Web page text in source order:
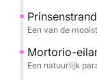
aan boord en
maximaal
Prinsenstrand
Een van de
Mortorio-
Een natuurlijk